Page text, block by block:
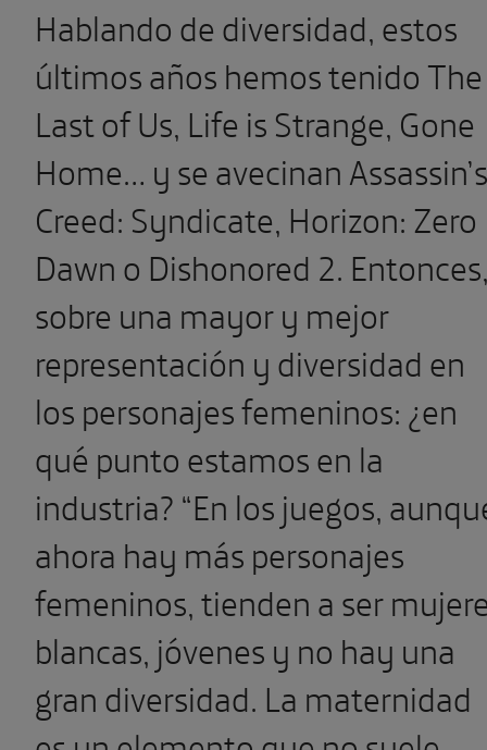
Hablando de diversidad, estos
últimos años hemos tenido The
Last of Us, Life is Strange, Gone
Home… y se avecinan Assassin’s
Creed: Syndicate, Horizon: Zero
Dawn o Dishonored 2.
sobre una mayor y mejor
representación y diversidad en
los personajes femeninos: ¿en
qué punto estamos en la
industria? “En los juegos,
ahora hay más personajes
femeninos, tienden a ser
blancas, jóvenes y no hay una
gran diversidad. La maternidad